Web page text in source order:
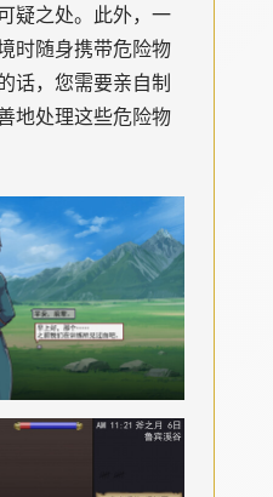
疑之处。此外，一
时随身携带危险物
话，您需要亲自制
地处理这些危险物